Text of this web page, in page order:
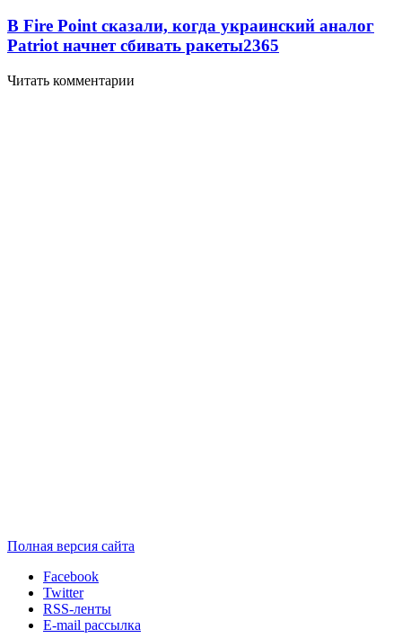
В Fire Point сказали, когда украинский аналог
Patriot начнет сбивать ракеты2365
Читать комментарии
Полная версия сайта
Facebook
Twitter
RSS-ленты
E-mail рассылка